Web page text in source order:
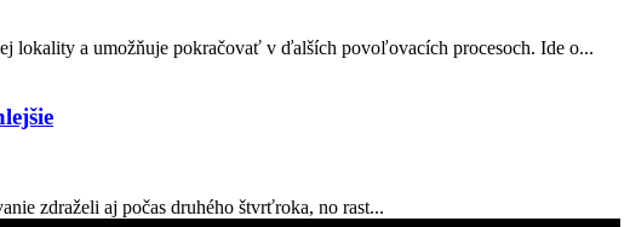
lokality a umožňuje pokračovať v ďalších povoľovacích procesoch. Ide o...
zdraželi aj počas druhého štvrťroka, no rast...